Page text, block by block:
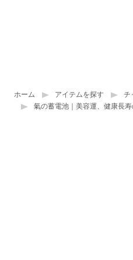
ホーム アイテムを探す
チ
氣の蓄電池｜美容運、健康長